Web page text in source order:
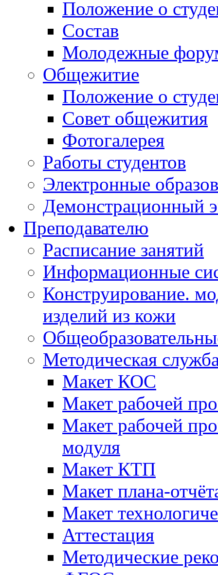
Положение о
Состав
Молодежные
Общежитие
Положение о
Совет общежития
Фотогалерея
Работы студентов
Электронные
Демонстрационный
Преподавателю
Расписание занятий
Информационные
Конструирование.
изделий из кожи
Методическая
Макет КОС
Макет рабочей
Макет рабочей
модуля
Макет КТП
Макет плана-
Макет
Аттестация
Методические